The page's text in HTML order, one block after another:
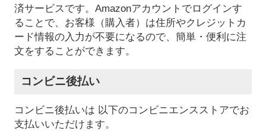
済サービスです。Amazonアカウントでログインす
ることで、お客様（購入者）は住所やクレジットカ
ード情報の入力が不要になるので、簡単・便利に注
文をすることができます。
コンビニ後払い
コンビニ後払いは 以下のコンビニエンスストアでお
支払いいただけます。